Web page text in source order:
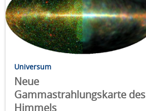
Universum
Neue
Gammastrahlungskarte des
Himmels